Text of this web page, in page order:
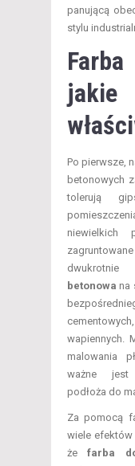
panującą
stylu
Po pierwsze,
betonowych
tolerują
niewielkich
betonowa na
wapiennych.
malowania
ważne jest
podłoża do
Za pomocą
wiele efektów
żefarba